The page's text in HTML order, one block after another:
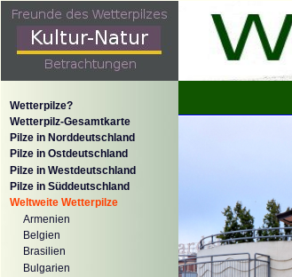
Wetterpilze?
Wetterpilz-Gesamtkarte
Pilze in Norddeutschland
Pilze in Ostdeutschland
Pilze in Westdeutschland
Pilze in Süddeutschland
Weltweite Wetterpilze
Armenien
Belgien
Brasilien
Bulgarien